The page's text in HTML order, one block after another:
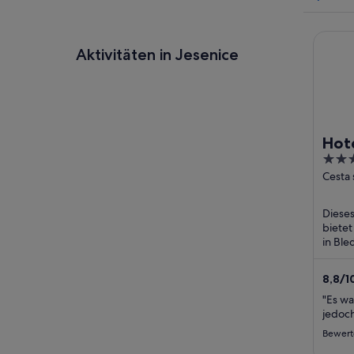
Aktivitäten in Jesenice
4
out
5
Cesta
bietet
in
8,8/
"Es